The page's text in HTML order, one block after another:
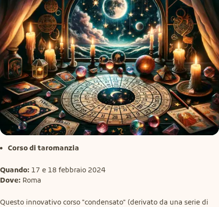
Corso di taromanzia
Quando:
Dove: Roma
Questo innovativo corso "condensato" (derivato da una serie di